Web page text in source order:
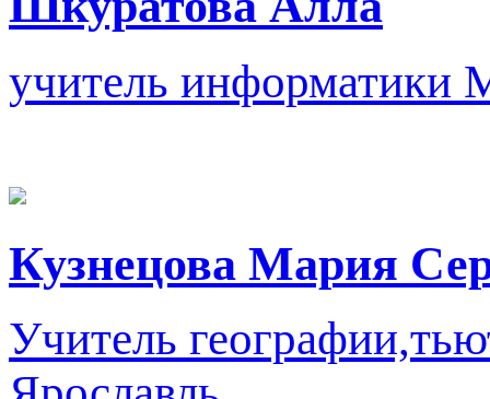
учитель информатики
Кузнецова Мария
Учитель